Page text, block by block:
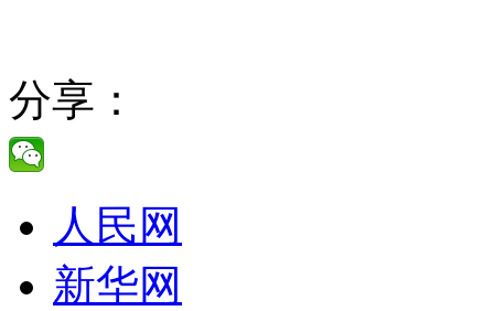
分享：
人民网
新华网